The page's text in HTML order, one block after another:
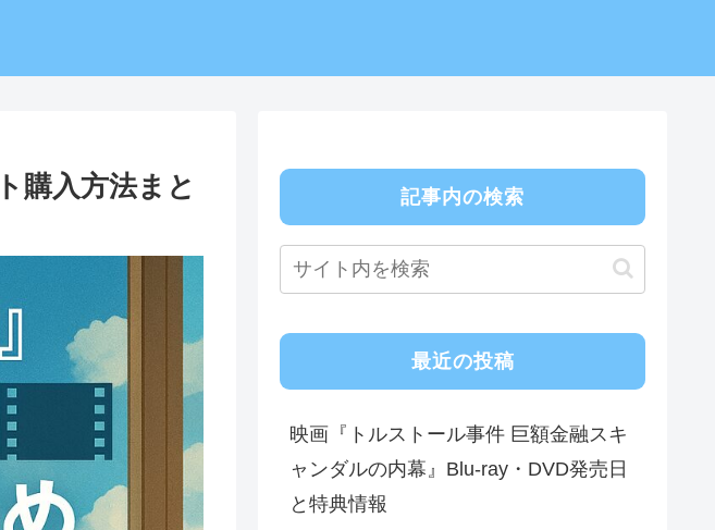
購入方法まと
記事内の検索
最近の投稿
映画『トルストール事件 巨額金融スキ
ャンダルの内幕』Blu-ray・DVD発売日
と特典情報